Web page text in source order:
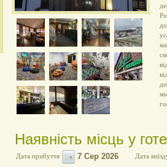
Наявність місць у
Дата прибуття Дата